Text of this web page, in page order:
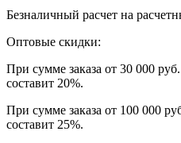
Безналичный расчет на
Оптовые скидки:
При сумме заказа от 30 000
составит 20%.
При сумме заказа от 100 000
составит 25%.